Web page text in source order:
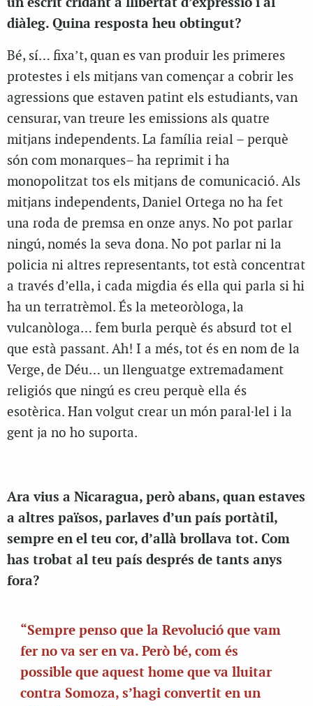
diàleg. Quina resposta heu obtingut?
Bé, sí… fixa’t, quan es van produir les primeres
protestes i els mitjans van començar a cobrir les
agressions que estaven patint els estudiants, van
censurar, van treure les emissions als quatre
mitjans independents. La família reial – perquè
són com monarques– ha reprimit i ha
monopolitzat tos els mitjans de comunicació. Als
mitjans independents, Daniel Ortega no ha fet
una roda de premsa en onze anys. No pot parlar
ningú, només la seva dona. No pot parlar ni la
policia ni altres representants, tot està concentrat
a través d’ella, i cada migdia és ella qui parla si hi
ha un terratrèmol. És la meteoròloga, la
vulcanòloga… fem burla perquè és absurd tot el
que està passant. Ah! I a més, tot és en nom de la
Verge, de Déu… un llenguatge extremadament
religiós que ningú es creu perquè ella és
esotèrica. Han volgut crear un món paral·lel i la
gent ja no ho suporta.
Ara vius a Nicaragua, però abans, quan estaves
a altres països, parlaves d’un país portàtil,
sempre en el teu cor, d’allà brollava tot. Com
has trobat al teu país després de tants anys
fora?
“Sempre penso que la Revolució que vam
fer no va ser en va. Però bé, com és
possible que aquest home que va lluitar
contra Somoza, s’hagi convertit en un